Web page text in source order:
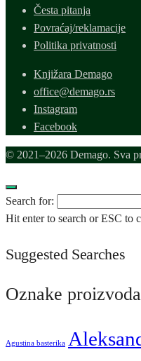
Česta pitanja
Povraćaj/reklamacije
Politika privatnosti
Knjižara Demago
office@demago.rs
Instagram
Facebook
© 2021–2026 Demago. Sva
Search for:
Hit enter to search or ESC to
Suggested Searches
Oznake proizvoda
Agustina basterika